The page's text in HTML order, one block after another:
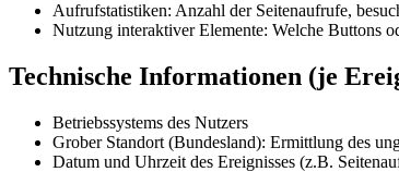
Aufrufstatistiken: Anzahl der Seitenaufrufe,
Nutzung interaktiver Elemente: Welche Buttons
Technische Informationen (je
Betriebssystems des Nutzers
Grober Standort (Bundesland): Ermittlung des
Datum und Uhrzeit des Ereignisses (z.B.